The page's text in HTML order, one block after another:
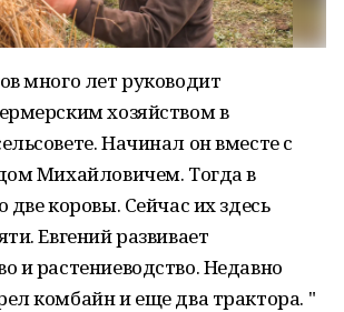
много лет руководит
хозяйством в
Начинал он вместе с
Михайловичем. Тогда в
две коровы. Сейчас их здесь
Евгений развивает
и растениеводство. Недавно
комбайн и еще два трактора. "